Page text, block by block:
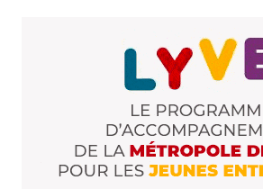
Je mérite de gagner un week-end
Huttopia Pays de Condrieu car j’ai
27 mai 2025 à 9 h 51 min